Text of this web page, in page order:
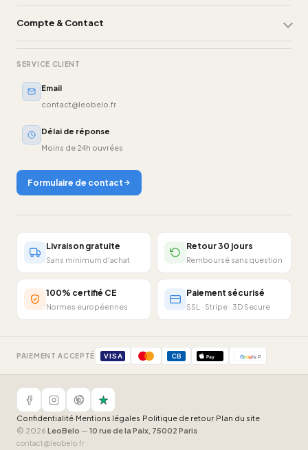
Compte & Contact
SERVICE CLIENT
Email
contact@leobelo.fr
Délai de réponse
Moins de 24h ouvrées
Formulaire de contact
Livraison gratuite
Sans minimum d'achat
Retour 30 jours
Remboursé sans question
100% certifié CE
Normes européennes
Paiement sécurisé
SSL · Stripe · 3D Secure
PAIEMENT ACCEPTÉ VISA CB Pay Google Pay
Confidentialité·Mentions légales·Politique de retour·Plan du site
© 2026 LeoBelo — 10 rue de la Paix, 75002 Paris
contact@leobelo.fr